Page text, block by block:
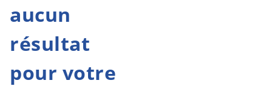
aucun
résultat
pour votre